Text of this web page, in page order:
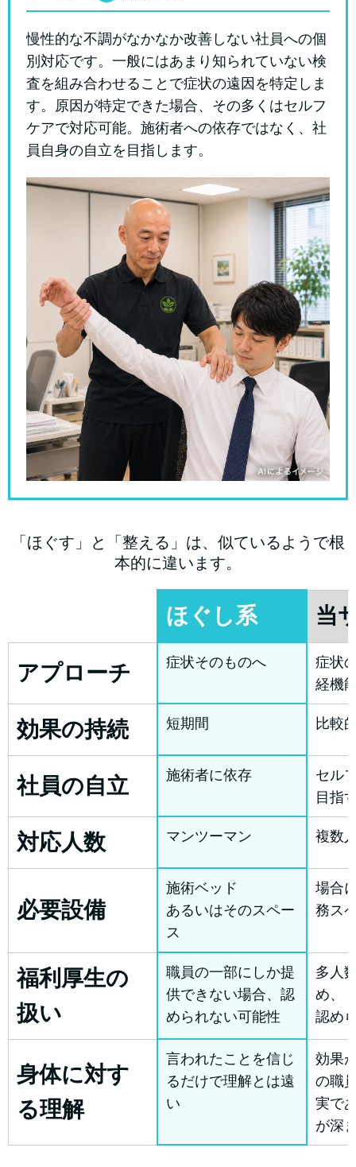
慢性的な不調がなかなか改善しない社員への個
別対応です。一般にはあまり知られていない検
査を組み合わせることで症状の遠因を特定しま
す。原因が特定できた場合、その多くはセルフ
ケアで対応可能。施術者への依存ではなく、社
員自身の自立を目指します。
「ほぐす」と「整える」は、似ているようで根
本的に違います。
ほぐし系 当
アプローチ 症状そのものへ
症状
経機
効果の持続 短期間 比較
社員の自立 施術者に依存
セル
目指
対応人数 マンツーマン 複数
必要設備
施術ベッド
あるいはそのスペー
ス
場合
務ス
福利厚生の
扱い
職員の一部にしか提
供できない場合、認
められない可能性
多人
め、
認め
身体に対す
る理解
言われたことを信じ
るだけで理解とは遠
い
効果
の職
実で
が深